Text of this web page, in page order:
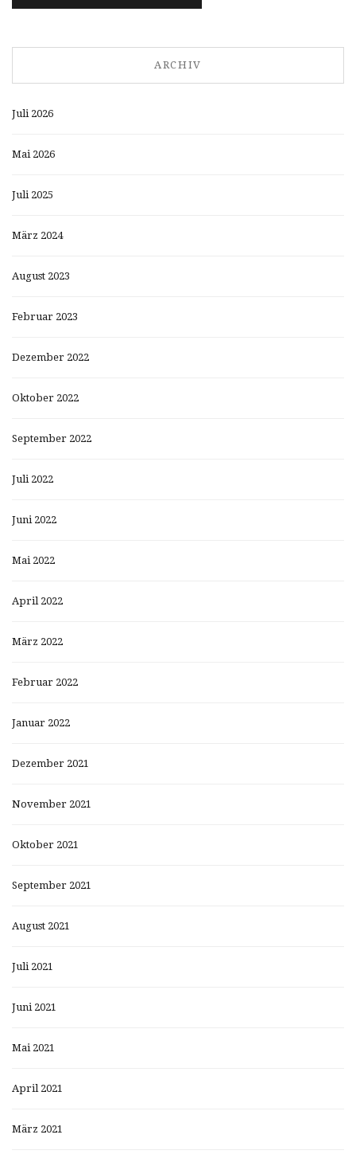
ARCHIV
Juli 2026
Mai 2026
Juli 2025
März 2024
August 2023
Februar 2023
Dezember 2022
Oktober 2022
September 2022
Juli 2022
Juni 2022
Mai 2022
April 2022
März 2022
Februar 2022
Januar 2022
Dezember 2021
November 2021
Oktober 2021
September 2021
August 2021
Juli 2021
Juni 2021
Mai 2021
April 2021
März 2021